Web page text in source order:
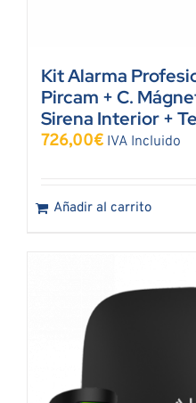
Kit Alarma
Pircam + C.
Sirena Interior +
726,00€ IVA Incluido
Añadir al carrito